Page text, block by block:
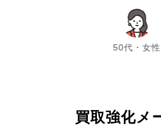
50代・女性
chevron_left chevron_right
買取強化メ